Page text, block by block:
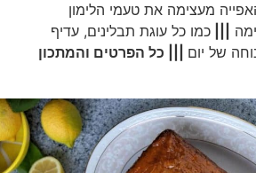
מעצימה את טעמי הלימון
|||
כמו כל עוגת תבלינים, עדיף
של יום ||| כל הפרטים והמתכון